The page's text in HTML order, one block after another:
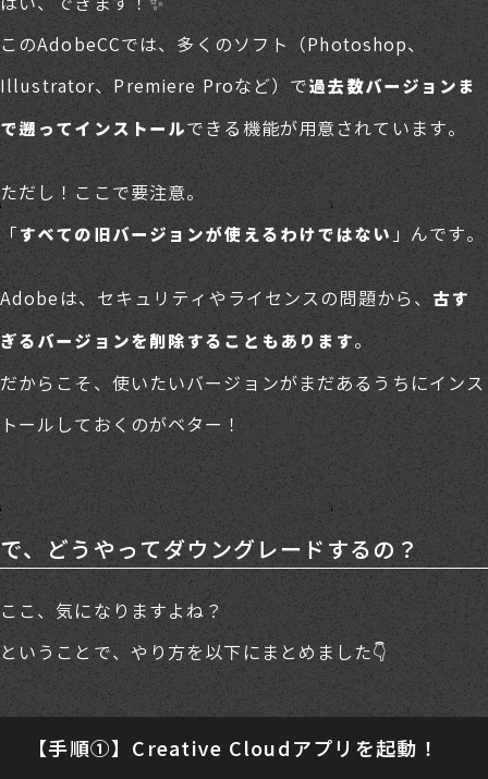
このAdobeCCでは、多くのソフト（Photoshop、
Illustrator、Premiere Proなど）で過去数バージョンま
で遡ってインストールできる機能が用意されています。
ただし！ここで要注意。
「すべての旧バージョンが使えるわけではない 」んです。
Adobeは、セキュリティやライセンスの問題から、 古す
ぎるバージョンを削除することもあります。
だからこそ、使いたいバージョンがまだあるうちにインス
トールしておくのがベター！
で、どうやってダウングレードするの？
ここ、気になりますよね？
ということで、やり方を以下にまとめました👇
【手順①】Creative Cloudアプリを起動！